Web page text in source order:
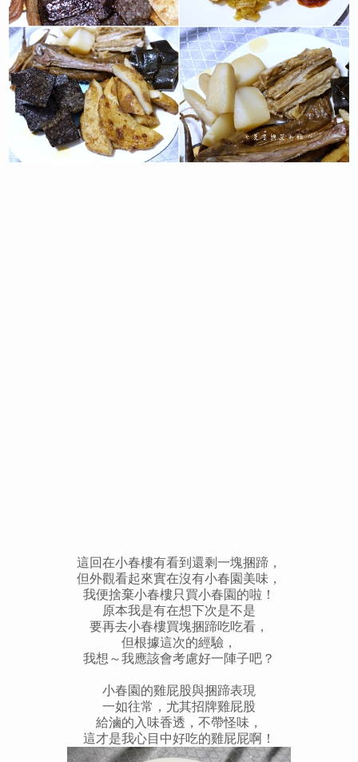
這回在小春樓有看到還剩一塊捆蹄，
但外觀看起來實在沒有小春園美味，
我便捨棄小春樓只買小春園的啦！
原本我是有在想下次是不是
要再去小春樓買塊捆蹄吃吃看，
但根據這次的經驗，
我想～我應該會考慮好一陣子吧？
小春園的雞屁股與捆蹄表現
一如往常， 尤其招牌雞屁股
給滷的入味香透，不帶怪味，
這才是我心目中好吃的雞屁屁啊！